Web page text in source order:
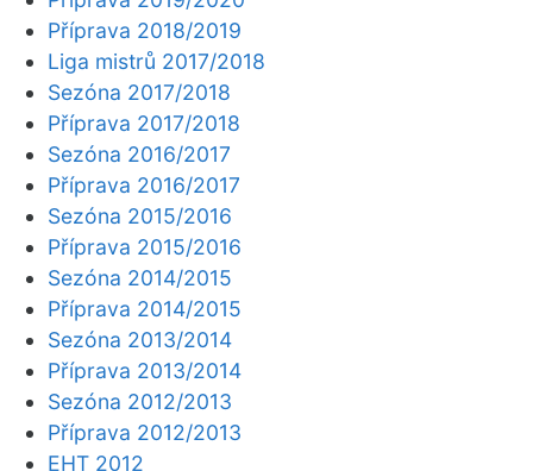
Příprava 2018/2019
Liga mistrů 2017/2018
Sezóna 2017/2018
Příprava 2017/2018
Sezóna 2016/2017
Příprava 2016/2017
Sezóna 2015/2016
Příprava 2015/2016
Sezóna 2014/2015
Příprava 2014/2015
Sezóna 2013/2014
Příprava 2013/2014
Sezóna 2012/2013
Příprava 2012/2013
EHT 2012